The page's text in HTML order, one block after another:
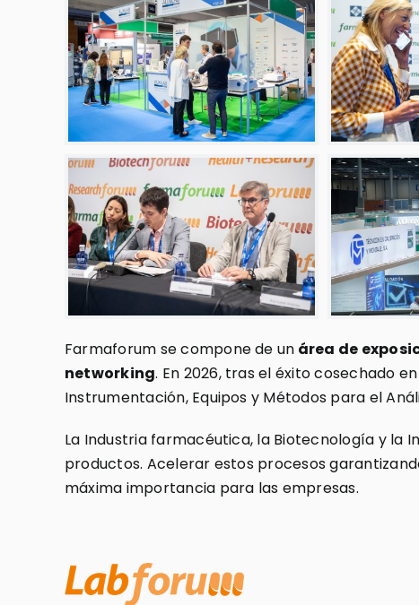
Farmaforum se compone de un área de
networking. En 2026, tras el éxito cosechado
Instrumentación, Equipos y Métodos para el
La Industria farmacéutica, la Biotecnología y la
productos. Acelerar estos procesos
máxima importancia para las empresas.